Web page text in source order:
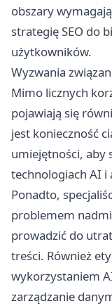
obszary
strategię SEO do
użytkowników.
Wyzwania
Mimo licznych
pojawiają się
jest konieczność
umiejętności, aby
technologiach AI
Ponadto,
problemem
prowadzić do
treści. Również
wykorzystaniem
zarządzanie